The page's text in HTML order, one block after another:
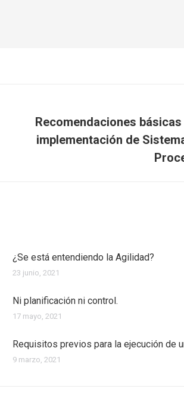
Recomendaciones básicas
implementación de
¿Se está entendiendo la Agilidad?
23 junio, 2021
Ni planificación ni control.
17 mayo, 2021
Requisitos previos para la ejecución de
9 marzo, 2021